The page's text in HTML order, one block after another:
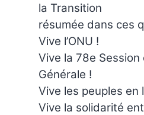
la Transition
résumée dans ces
Vive l’ONU !
Vive la 78e Session
Générale !
Vive les peuples en
Vive la solidarité